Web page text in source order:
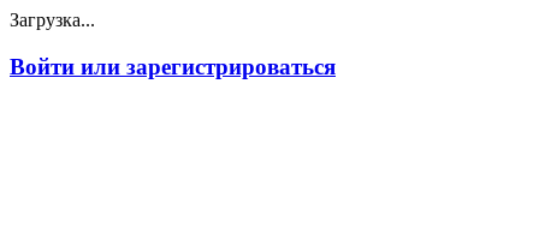
Загрузка...
Войти или зарегистрироваться